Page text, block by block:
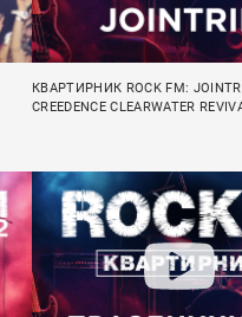
КВАРТИРНИК ROCK FM:
CREEDENCE CLEARWATER